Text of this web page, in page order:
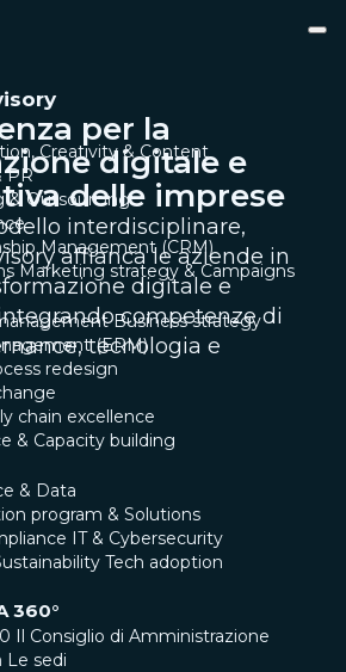
Creativity & Content
PR
& Outsourcing
Management (CRM)
Marketing strategy & Campaigns
Business strategy
(ERM)
redesign
chain excellence
& Capacity building
& Data
program & Solutions
IT & Cybersecurity
Tech adoption
360°
Il Consiglio di Amministrazione
Le sedi
per la
digitale e
delle imprese
interdisciplinare,
affianca le aziende in
digitale e
competenze di
tecnologia e